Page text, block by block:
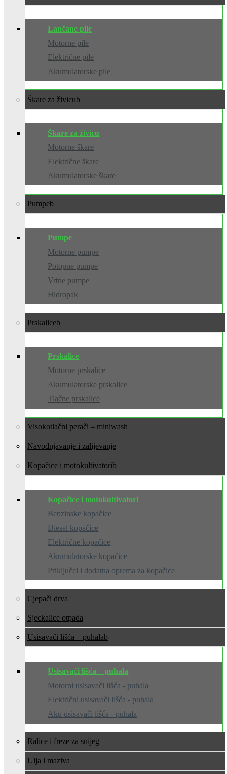
Lančane pile
Motorne pile
Električne pile
Akumulatorske pile
Škare za živicu
Škare za živicu
Motorne škare
Električne škare
Akumulatorske škare
Pumpe
Pumpe
Motorne pumpe
Potopne pumpe
Vrtne pumpe
Hidropak
Prskalice
Prskalice
Motorne prskalice
Akumulatorske prskalice
Tlačne prskalice
Visokotlačni perači – miniwash
Navodnjavanje i zalijevanje
Kopačice i motokultivatori
Kopačice i motokultivatori
Benzinske kopačice
Diesel kopačice
Električne kopačice
Akumulatorske kopačice
Priključci i dodatna oprema za kopačice
Cjepači drva
Sjeckalice otpada
Usisavači lišća – puhala
Usisavači lišća – puhala
Motorni usisavači lišća - puhala
Električni usisavači lišća - puhala
Aku usisavači lišća - puhala
Ralice i freze za snijeg
Ulja i maziva